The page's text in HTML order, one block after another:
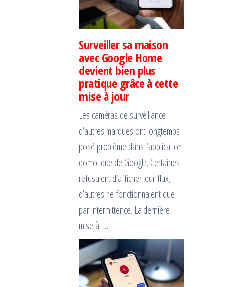
Surveiller sa maison
avec Google Home
devient bien plus
pratique grâce à cette
mise à jour
Les caméras de surveillance
d’autres marques ont longtemps
posé problème dans l’application
domotique de Google. Certaines
refusaient d’afficher leur flux,
d’autres ne fonctionnaient que
par intermittence. La dernière
mise à……